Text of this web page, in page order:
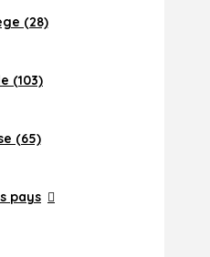
(28)
(103)
(65)
pays